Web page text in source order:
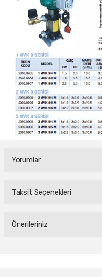
Yorumlar
Bu ürüne ilk
Taksit Seçenekleri
Önerileriniz